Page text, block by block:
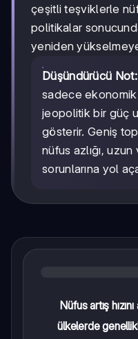
çeşitli teşviklerle
politikalar
yeniden
Düşündürücü Not:
sadece ekonomik
jeopolitik bir güç
gösterir. Geniş
nüfus azlığı,
sorunlarına yol
Nüfus artış
ülkelerde